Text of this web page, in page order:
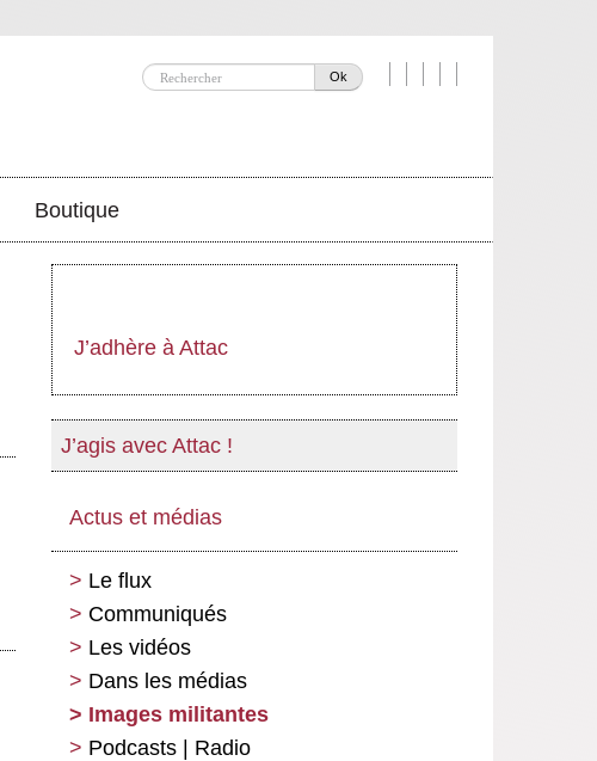
Ok
Boutique
J’adhère à Attac
J’agis avec Attac !
Actus et médias
Le flux
Communiqués
Les vidéos
Dans les médias
Images militantes
Podcasts | Radio